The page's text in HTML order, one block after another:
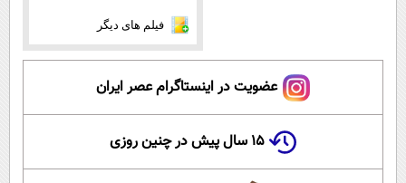
فیلم های دیگر
عضویت در اینستاگرام عصر ایران
۱۵ سال پیش در چنین روزی